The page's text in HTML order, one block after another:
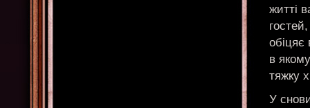
житті
в
тяжку
У